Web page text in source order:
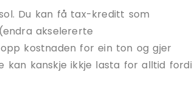
Du kan få tax-kreditt som
akselererte
kostnaden for ein ton og gjer
kan kanskje ikkje lasta for alltid fordi